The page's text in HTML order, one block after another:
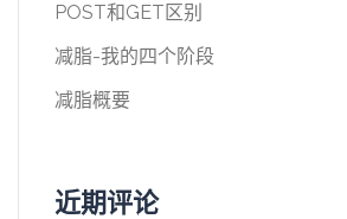
POST和GET区别
减脂-我的四个阶段
减脂概要
近期评论